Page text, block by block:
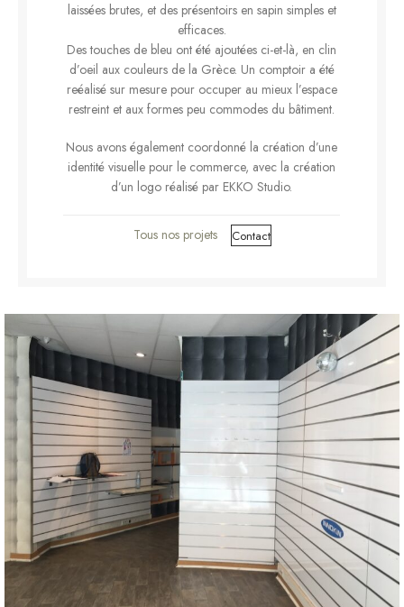
laissées brutes, et des présentoirs en sapin simples et
efficaces.
Des touches de bleu ont été ajoutées ci-et-là, en clin
d’oeil aux couleurs de la Grèce. Un comptoir a été
reéalisé sur mesure pour occuper au mieux l’espace
restreint et aux formes peu commodes du bâtiment.
Nous avons également coordonné la création d’une
identité visuelle pour le commerce, avec la création
d’un logo réalisé par EKKO Studio.
Tous nos projets Contact